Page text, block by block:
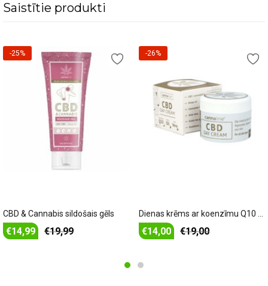
Saistītie produkti
-25%
CBD & Cannabis sildošais gēls
€14,99 €19,99
-26%
€14,00 €19,00